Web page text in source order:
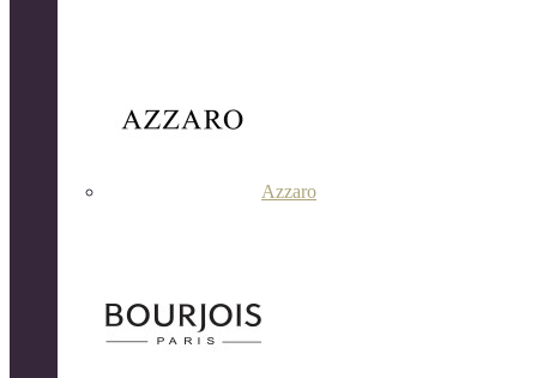
Azzaro